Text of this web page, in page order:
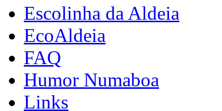
Escolinha da Aldeia
EcoAldeia
FAQ
Humor Numaboa
Links